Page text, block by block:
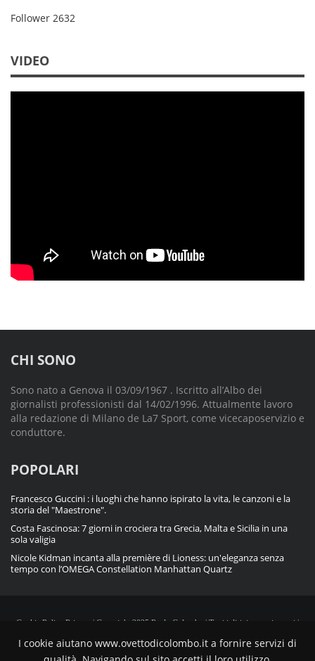
I cookie aiutano www.ovettodicolombo.it a fornire servizi di
Follower 2632
VIDEO
CHI SONO
Sono nato a Genova il 03/09/1967 . Iscritto all’Albo dei
giornalisti professionisti dal 14/02/1996. Attualmente lavoro
alla redazione di Milano de La7 Sport, come vicecaposervizio e
conduttore.
POPOLARI
Francesco Guccini : i luoghi che hanno ispirato la vita, le canzoni e la
storia del "Maestrone".
Costa Fascinosa: 7 giorni in crociera tra Grecia, Malta e Sicilia in una
sola valigia
Nicole Kidman incanta alla première di Lioness: un'eleganza senza
tempo con l’OMEGA Constellation Manhattan Quartz
Cookie Policy Privacy
| Copyright 2025 Paolo Colombo | Tutti i diritti sono riservati |